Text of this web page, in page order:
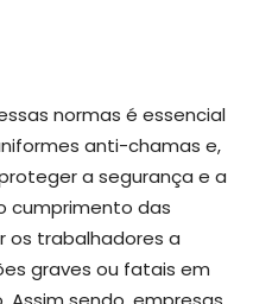
normas é essencial
anti-chamas e,
a segurança e a
cumprimento das
os trabalhadores a
graves ou fatais em